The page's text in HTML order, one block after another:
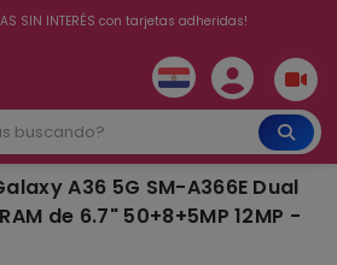
o más el delivery te sale totalmente gratis ✨ 🚚
SIN INTERÉS con tarjetas adheridas!
A36 5G SM-A366E Dual
de 6.7" 50+8+5MP 12MP -